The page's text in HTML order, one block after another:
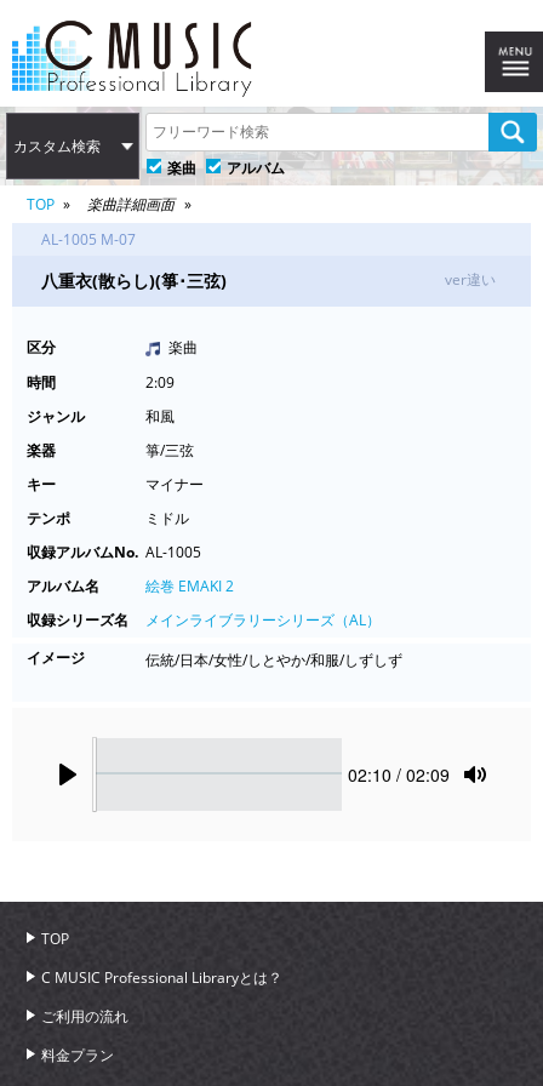
カスタム検索
楽曲
アルバム
TOP
楽曲詳細画面
AL-1005 M-07
八重衣(散らし)(箏･三弦) ver違い
区分
楽曲
時間
2:09
ジャンル
和風
楽器
箏/三弦
キー
マイナー
テンポ
ミドル
収録アルバムNo. AL-1005
アルバム名
絵巻 EMAKI 2
収録シリーズ名
メインライブラリーシリーズ（AL）
イメージ
伝統/日本/女性/しとやか/和服/しずしず
Current
02:10 / 02:09
TOP
C MUSIC Professional Libraryとは？
ご利用の流れ
料金プラン